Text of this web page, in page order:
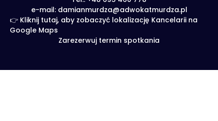
e-mail: damianmurdza@adwokatmurdza.pl
👉 Kliknij tutaj, aby zobaczyć lokalizację Kancelarii na
Google Maps
Zarezerwuj termin spotkania